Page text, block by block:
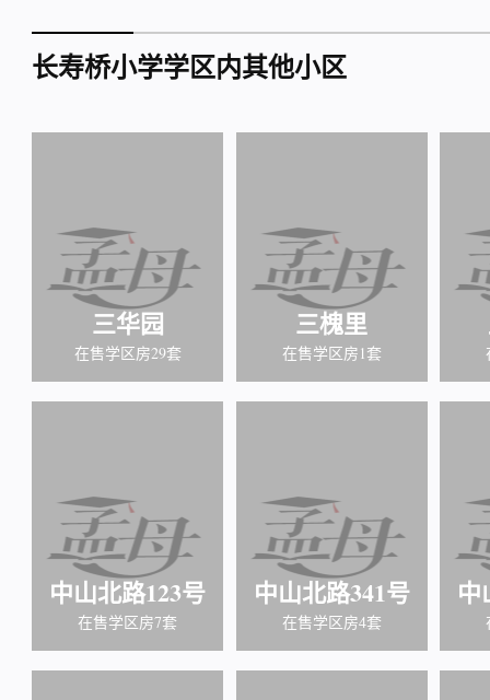
长寿桥小学学区内其他小区
三华园
在售学区房29套
三槐里
在售学区房1套
中山北路123号
在售学区房7套
中山北路341号
在售学区房4套
中